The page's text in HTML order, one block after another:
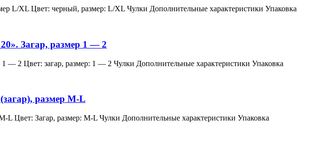
L/XL Цвет: черный, размер: L/XL Чулки Дополнительные характеристики Упаковка
Загар, размер 1 — 2
— 2 Цвет: загар, размер: 1 — 2 Чулки Дополнительные характеристики Упаковка
размер M-L
L Цвет: Загар, размер: M-L Чулки Дополнительные характеристики Упаковка